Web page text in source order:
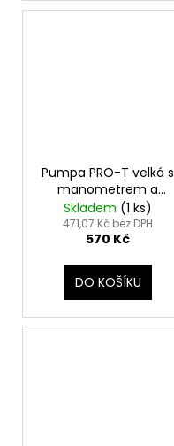
Pumpa PRO-T velká s
manometrem a
duální hlavou
Skladem (1 ks)
471,07 Kč bez DPH
570 Kč
DO KOŠÍKU